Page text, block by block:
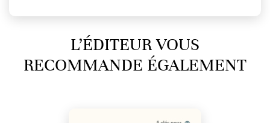
L’ÉDITEUR VOUS
RECOMMANDE ÉGALEMENT